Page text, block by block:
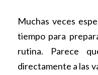
Muchas veces
tiempo para
rutina. Parece
directamente a las